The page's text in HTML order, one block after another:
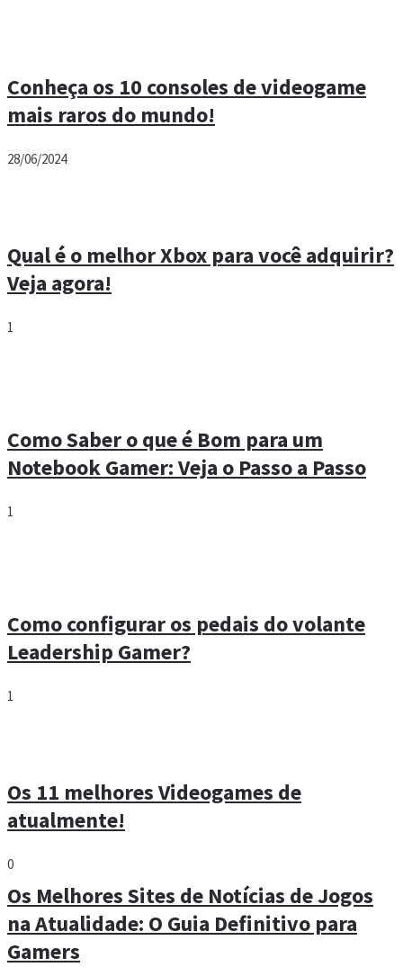
Conheça os 10 consoles de videogame
mais raros do mundo!
28/06/2024
Qual é o melhor Xbox para você adquirir?
Veja agora!
1
Como Saber o que é Bom para um
Notebook Gamer: Veja o Passo a Passo
1
Como configurar os pedais do volante
Leadership Gamer?
1
Os 11 melhores Videogames de
atualmente!
0
Os Melhores Sites de Notícias de Jogos
na Atualidade: O Guia Definitivo para
Gamers